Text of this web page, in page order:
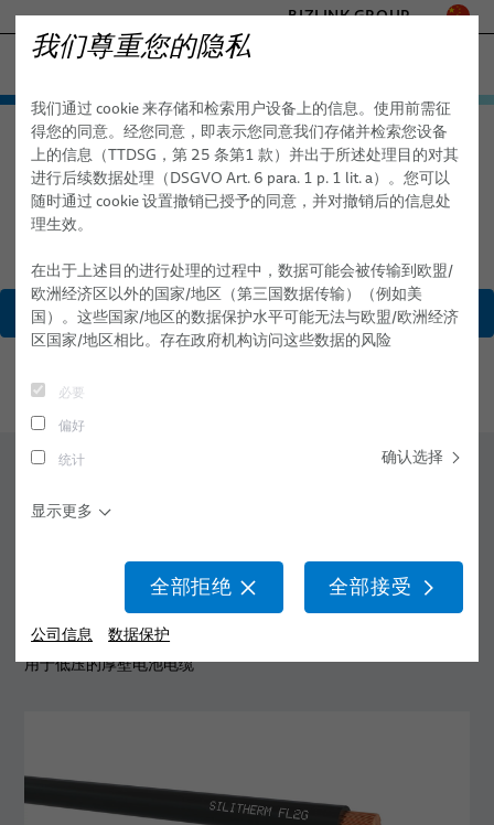
BIZLINK GROUP
工厂自动化与机械
医疗
海事
半导体技术
通讯与网络
- ENGINEERED SOLUTIONS
SILICONE CABLE SOLUTIONS
产品
线缆和车辆间跳线系统
接地线和电源连接器
耐高温电源线缆
硅胶线
用于可再生能源和交通的中压电力电缆
现代化
全球网络
交通 产品 硅胶线
硅胶线
选择电缆类型
FL2G / FLAL2G
用于低压的厚壁电池电缆
我们尊重您的隐私
我们通过 cookie 来存储和检索用户设备上的信息。使用前需征
得您的同意。经您同意，即表示您同意我们存储并检索您设备
上的信息（TTDSG，第 25 条第1 款）并出于所述处理目的对其
进行后续数据处理（DSGVO Art. 6 para. 1 p. 1 lit. a）。您可以
随时通过 cookie 设置撤销已授予的同意，并对撤销后的信息处
理生效。
在出于上述目的进行处理的过程中，数据可能会被传输到欧盟/
欧洲经济区以外的国家/地区（第三国数据传输）（例如美
国）。这些国家/地区的数据保护水平可能无法与欧盟/欧洲经济
区国家/地区相比。存在政府机构访问这些数据的风险
必要
偏好
统计 确认选择
显示更多
全部拒绝 全部接受
公司信息 数据保护